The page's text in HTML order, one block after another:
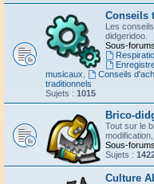
Conseils
Les
didgeridoo.
Sous-
musicaux
Conseils
traditionnels
Sujets : 1015
Brico-
Tout sur le
Sous-
Sujets :
Culture